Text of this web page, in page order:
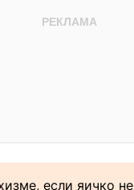
если яичко не